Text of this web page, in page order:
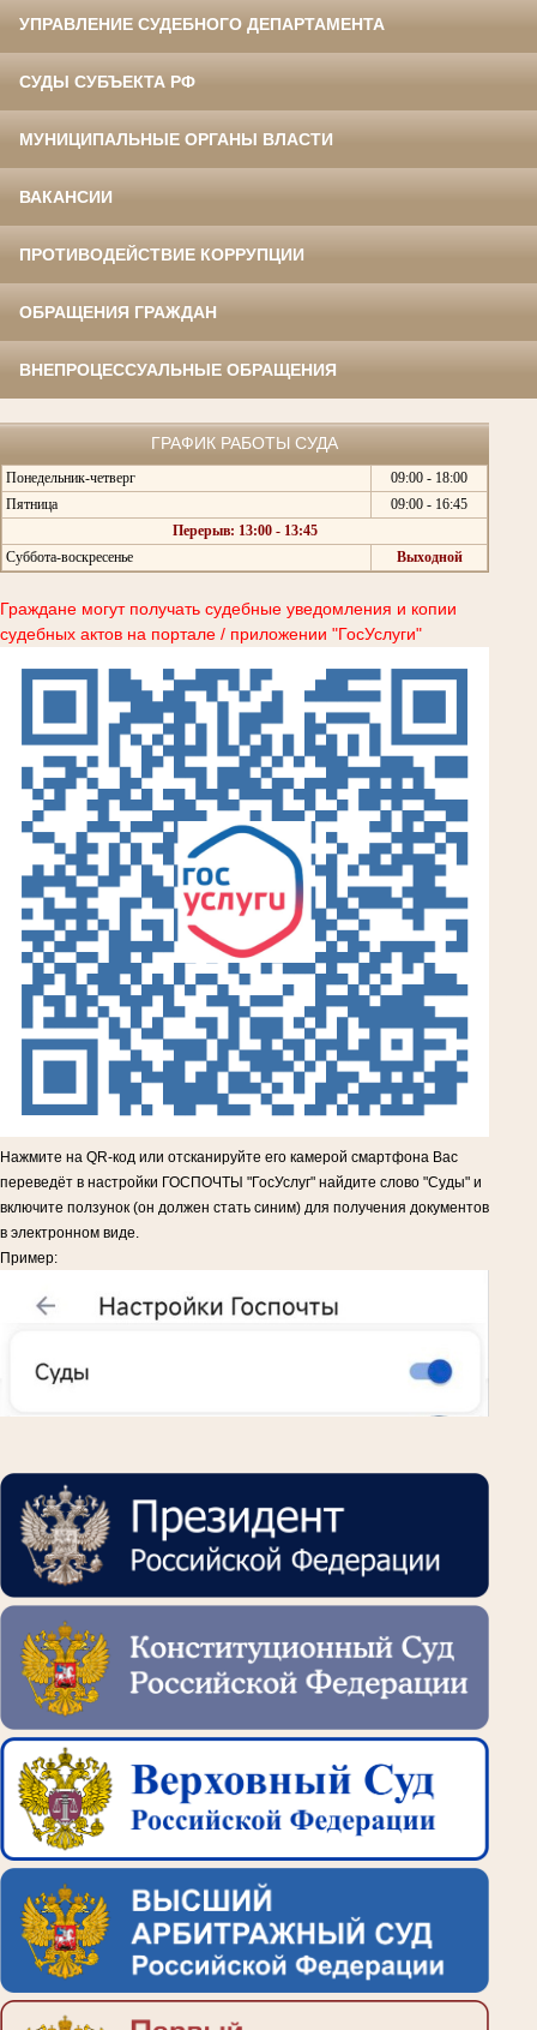
УПРАВЛЕНИЕ СУДЕБНОГО ДЕПАРТАМЕНТА
СУДЫ СУБЪЕКТА РФ
МУНИЦИПАЛЬНЫЕ ОРГАНЫ ВЛАСТИ
ВАКАНСИИ
ПРОТИВОДЕЙСТВИЕ КОРРУПЦИИ
ОБРАЩЕНИЯ ГРАЖДАН
ВНЕПРОЦЕССУАЛЬНЫЕ ОБРАЩЕНИЯ
ГРАФИК РАБОТЫ СУДА
Понедельник-четверг
09:00 - 18:00
Пятница
09:00 - 16:45
Перерыв: 13:00 - 13:45
Суббота-воскресенье
Выходной
Граждане могут получать судебные уведомления и копии
судебных актов на портале / приложении "ГосУслуги"
Нажмите на QR-код или отсканируйте его камерой смартфона Вас
переведёт в настройки ГОСПОЧТЫ "ГосУслуг" найдите слово "Суды" и
включите ползунок (он должен стать синим) для получения документов
в электронном виде.
Пример: